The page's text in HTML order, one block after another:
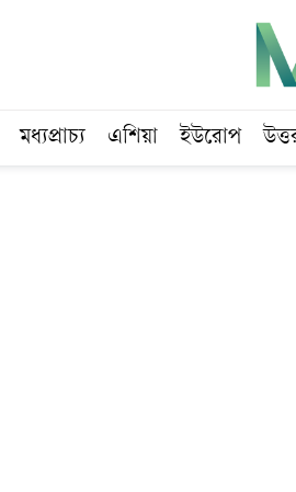
মধ্যপ্রাচ্য এশিয়া ইউরোপ